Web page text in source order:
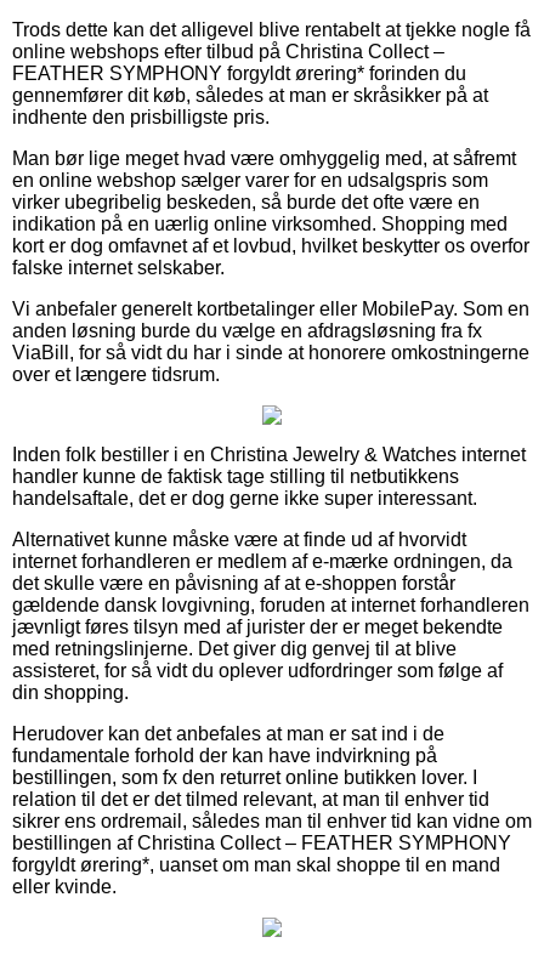
Trods dette kan det alligevel blive rentabelt at tjekke nogle få
online webshops efter tilbud på Christina Collect –
FEATHER SYMPHONY forgyldt ørering* forinden du
gennemfører dit køb, således at man er skråsikker på at
indhente den prisbilligste pris.
Man bør lige meget hvad være omhyggelig med, at såfremt
en online webshop sælger varer for en udsalgspris som
virker ubegribelig beskeden, så burde det ofte være en
indikation på en uærlig online virksomhed. Shopping med
kort er dog omfavnet af et lovbud, hvilket beskytter os overfor
falske internet selskaber.
Vi anbefaler generelt kortbetalinger eller MobilePay. Som en
anden løsning burde du vælge en afdragsløsning fra fx
ViaBill, for så vidt du har i sinde at honorere omkostningerne
over et længere tidsrum.
Inden folk bestiller i en Christina Jewelry & Watches internet
handler kunne de faktisk tage stilling til netbutikkens
handelsaftale, det er dog gerne ikke super interessant.
Alternativet kunne måske være at finde ud af hvorvidt
internet forhandleren er medlem af e-mærke ordningen, da
det skulle være en påvisning af at e-shoppen forstår
gældende dansk lovgivning, foruden at internet forhandleren
jævnligt føres tilsyn med af jurister der er meget bekendte
med retningslinjerne. Det giver dig genvej til at blive
assisteret, for så vidt du oplever udfordringer som følge af
din shopping.
Herudover kan det anbefales at man er sat ind i de
fundamentale forhold der kan have indvirkning på
bestillingen, som fx den returret online butikken lover. I
relation til det er det tilmed relevant, at man til enhver tid
sikrer ens ordremail, således man til enhver tid kan vidne om
bestillingen af Christina Collect – FEATHER SYMPHONY
forgyldt ørering*, uanset om man skal shoppe til en mand
eller kvinde.